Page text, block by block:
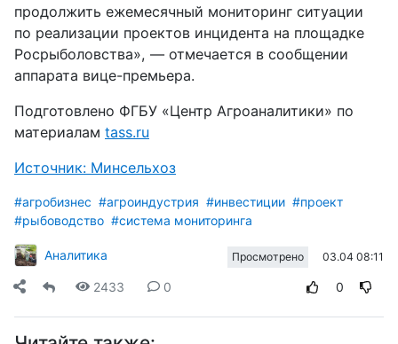
продолжить ежемесячный мониторинг ситуации
по реализации проектов инцидента на площадке
Росрыболовства», — отмечается в сообщении
аппарата вице-премьера.
Подготовлено ФГБУ «Центр Агроаналитики» по
материалам tass.ru
Источник: Минсельхоз
#агробизнес #агроиндустрия #инвестиции #проект
#рыбоводство #система мониторинга
Аналитика Просмотрено 03.04 08:11
2433 0 0